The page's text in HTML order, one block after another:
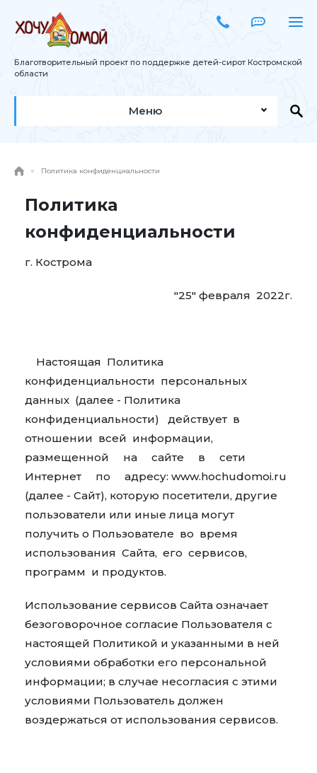
Благотворительный проект по поддержке детей-сирот Костромской
области
Меню
Политика конфиденциальности
Политика
конфиденциальности
г. Кострома
"25" февраля 2022г.
Настоящая Политика
конфиденциальности персональных
данных (далее - Политика
конфиденциальности) действует в
отношении всей информации,
размещенной на сайте в сети
Интернет по адресу: www.hochudomoi.ru
(далее - Сайт), которую посетители, другие
пользователи или иные лица могут
получить о Пользователе во время
использования Сайта, его сервисов,
программ и продуктов.
Использование сервисов Сайта означает
безоговорочное согласие Пользователя с
настоящей Политикой и указанными в ней
условиями обработки его персональной
информации; в случае несогласия с этими
условиями Пользователь должен
воздержаться от использования сервисов.